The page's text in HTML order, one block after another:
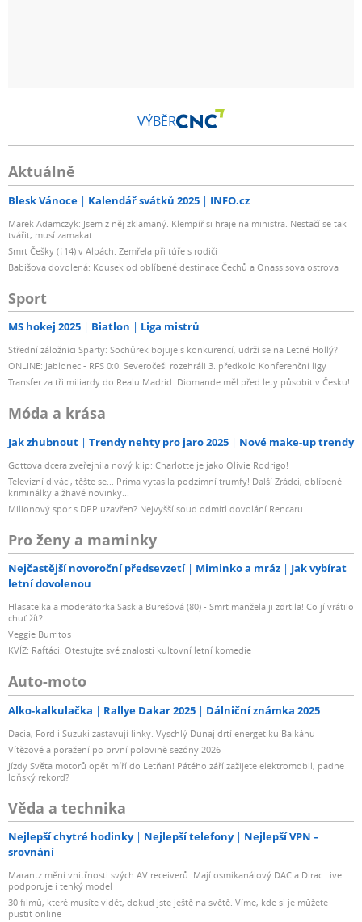
VÝBĚR
Aktuálně
Blesk Vánoce Kalendář svátků 2025 INFO.cz
Marek Adamczyk: Jsem z něj zklamaný. Klempíř si hraje na ministra. Nestačí se tak
tvářit, musí zamakat
Smrt Češky (†14) v Alpách: Zemřela při túře s rodiči
Babišova dovolená: Kousek od oblíbené destinace Čechů a Onassisova ostrova
Sport
MS hokej 2025 Biatlon Liga mistrů
Střední záložníci Sparty: Sochůrek bojuje s konkurencí, udrží se na Letné Hollý?
ONLINE: Jablonec - RFS 0:0. Severočeši rozehráli 3. předkolo Konferenční ligy
Transfer za tři miliardy do Realu Madrid: Diomande měl před lety působit v Česku!
Móda a krása
Jak zhubnout Trendy nehty pro jaro 2025 Nové make-up trendy
Gottova dcera zveřejnila nový klip: Charlotte je jako Olivie Rodrigo!
Televizní diváci, těšte se... Prima vytasila podzimní trumfy! Další Zrádci, oblíbené
kriminálky a žhavé novinky...
Milionový spor s DPP uzavřen? Nejvyšší soud odmítl dovolání Rencaru
Pro ženy a maminky
Nejčastější novoroční předsevzetí Miminko a mráz
Jak vybírat
letní dovolenou
Hlasatelka a moderátorka Saskia Burešová (80) - Smrt manžela ji zdrtila! Co jí vrátilo
chuť žít?
Veggie Burritos
KVÍZ: Rafťáci. Otestujte své znalosti kultovní letní komedie
Auto-moto
Alko-kalkulačka Rallye Dakar 2025 Dálniční známka 2025
Dacia, Ford i Suzuki zastavují linky. Vyschlý Dunaj drtí energetiku Balkánu
Vítězové a poražení po první polovině sezóny 2026
Jízdy Světa motorů opět míří do Letňan! Pátého září zažijete elektromobil, padne
loňský rekord?
Věda a technika
Nejlepší chytré hodinky Nejlepší telefony
Nejlepší VPN –
srovnání
Marantz mění vnitřnosti svých AV receiverů. Mají osmikanálový DAC a Dirac Live
podporuje i tenký model
30 filmů, které musíte vidět, dokud jste ještě na světě. Víme, kde si je můžete
pustit online